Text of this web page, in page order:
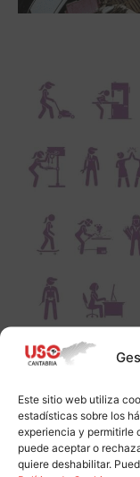
Este sitio web utiliza
estadísticas sobre los
experiencia y permitirle
puede aceptar o
quiere deshabilitar.